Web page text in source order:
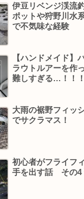
伊豆リベンジ渓流
ポットや狩野川水
で不気味な経験
【ハンドメイド】
ラウトルアーを作
難しすぎる…！！！
大雨の裾野フィッ
でサクラマス！
初心者がフライフ
手を出す話 その4